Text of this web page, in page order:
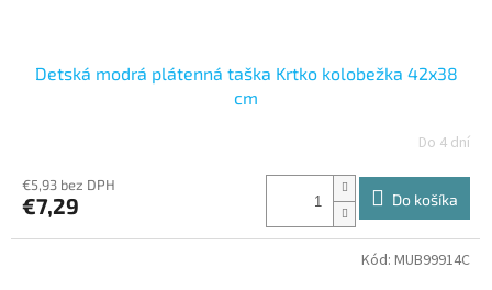
Detská modrá plátenná taška Krtko kolobežka 42x38
cm
Do 4 dní
€5,93 bez DPH
€7,29 Do košíka
Kód: MUB99914C